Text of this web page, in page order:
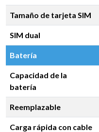
Tamaño de tarjeta SIM
SIM dual
Batería
Capacidad de la
batería
Reemplazable
Carga rápida con cable